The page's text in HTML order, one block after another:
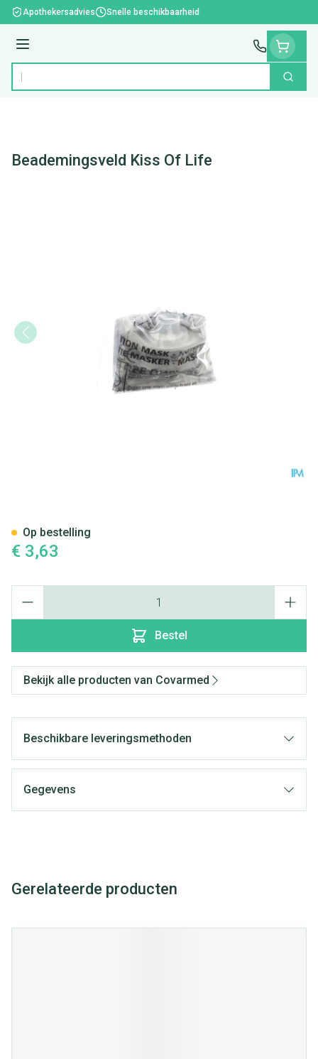
Ga naar de inhoud
Apothekersadvies Snelle beschikbaarheid
Menu
Product, merk, categorie... Zoek
Beademingsveld Kiss Of Life
€ 3,63
Bestel
Op bestelling
Bekijk alle producten van Covarmed
Beschikbare leveringsmethoden
Gegevens
Gerelateerde producten